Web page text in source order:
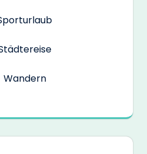
Wandern